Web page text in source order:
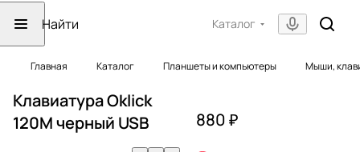
Каталог
Главная Каталог Планшеты и компьютеры Мыши,
Клавиатура Oklick
120M черный USB
880 ₽